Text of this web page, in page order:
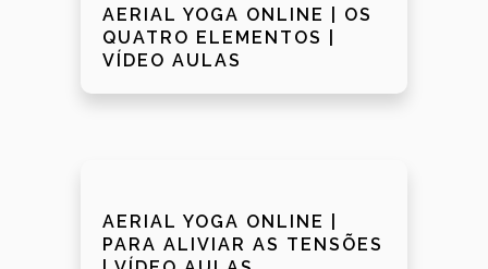
AERIAL YOGA ONLINE | OS
QUATRO ELEMENTOS |
VÍDEO AULAS
AERIAL YOGA ONLINE |
PARA ALIVIAR AS TENSÕES